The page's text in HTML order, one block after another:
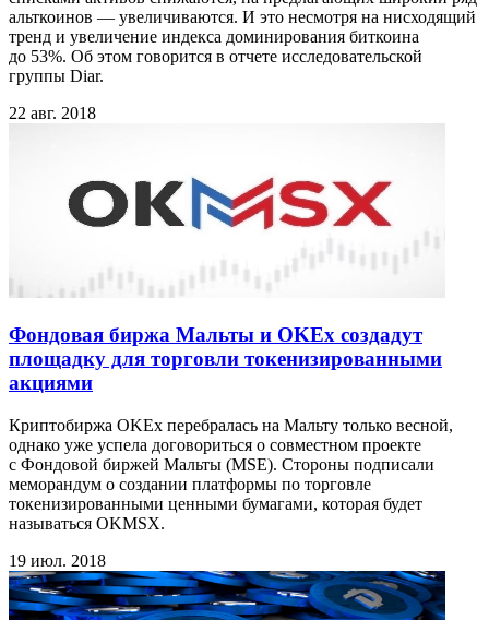
альткоинов — увеличиваются. И это несмотря на нисходящий
тренд и увеличение индекса доминирования биткоина
до 53%. Об этом говорится в отчете исследовательской
группы Diar.
22 авг. 2018
Фондовая биржа Мальты и OKEx создадут
площадку для торговли токенизированными
акциями
Криптобиржа OKEx перебралась на Мальту только весной,
однако уже успела договориться о совместном проекте
с Фондовой биржей Мальты (MSE). Cтороны подписали
меморандум о создании платформы по торговле
токенизированными ценными бумагами, которая будет
называться OKMSX.
19 июл. 2018